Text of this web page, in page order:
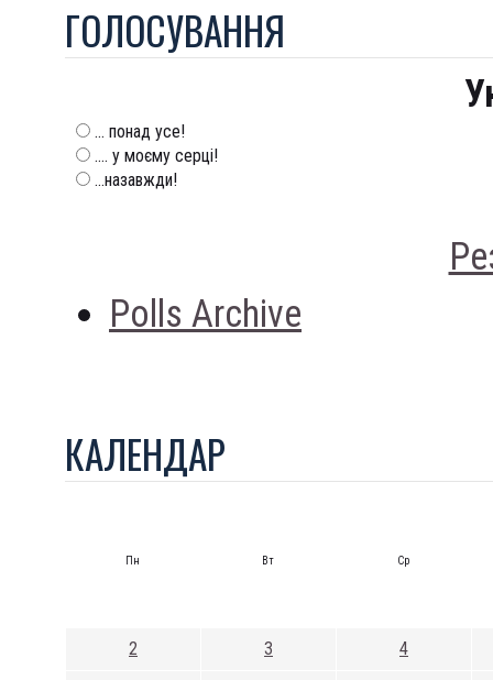
ГОЛОСУВАННЯ
... понад усе!
.... у моєму серці!
...назавжди!
Polls Archive
КАЛЕНДАР
Пн Вт Ср
2 3 4